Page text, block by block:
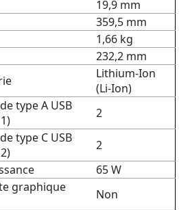
19,9 mm
359,5 mm
1,66 kg
232,2 mm
Lithium-Ion
(Li-Ion)
type A USB
2
type C USB
2
65 W
graphique
Non